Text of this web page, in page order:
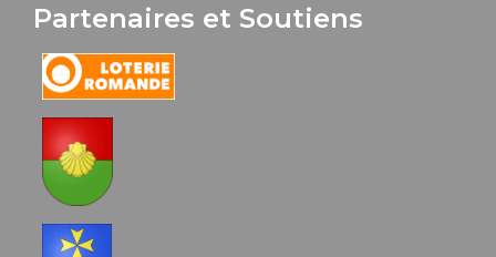
Partenaires et Soutiens